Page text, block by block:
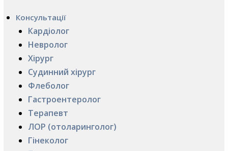
Консультації
Кардіолог
Невролог
Хірург
Судинний хірург
Флеболог
Гастроентеролог
Терапевт
ЛОР (отоларинголог)
Гінеколог